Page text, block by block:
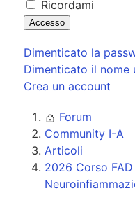
Ricordami
Accesso
Dimenticato la
Dimenticato il nome
Crea un account
Forum
Community I-A
Articoli
2026 Corso